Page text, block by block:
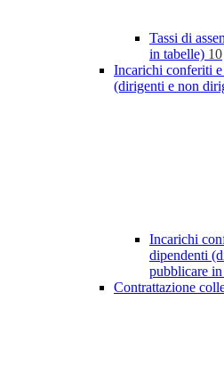
Tassi di
in tabelle) 10
Incarichi conferiti
(dirigenti e non
Incarichi
dipendenti
pubblicare
Contrattazione